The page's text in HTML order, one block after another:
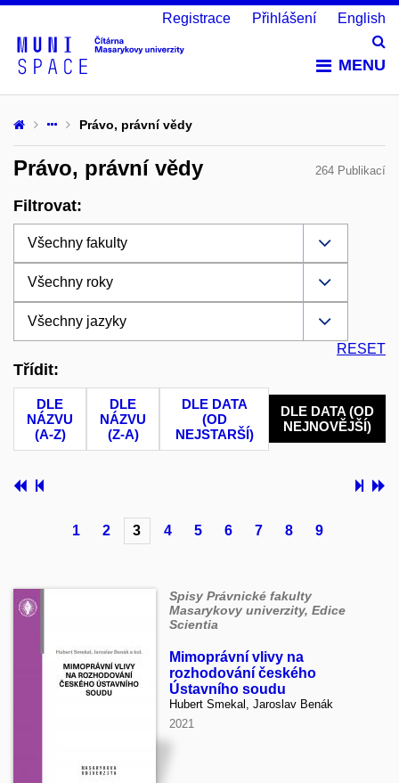
MENU
Registrace Přihlášení English
Právo, právní vědy
264 Publikací
Právo, právní vědy
Filtrovat:
RESET
Třídit:
DLE
NÁZVU
(A-Z)
DLE
NÁZVU
(Z-A)
DLE DATA
(OD
NEJSTARŠÍ)
DLE DATA (OD
NEJNOVĚJŠÍ)
1 2 3 4 5 6 7 8 9
Spisy Právnické fakulty
Masarykovy univerzity, Edice
Scientia
Mimoprávní vlivy na
rozhodování českého
Ústavního soudu
Hubert Smekal, Jaroslav Benák
2021